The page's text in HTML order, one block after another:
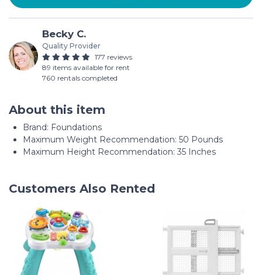
Becky C.
Quality Provider
177 reviews
89 items available for rent
760 rentals completed
About this item
Brand: Foundations
Maximum Weight Recommendation: 50 Pounds
Maximum Height Recommendation: 35 Inches
Customers Also Rented